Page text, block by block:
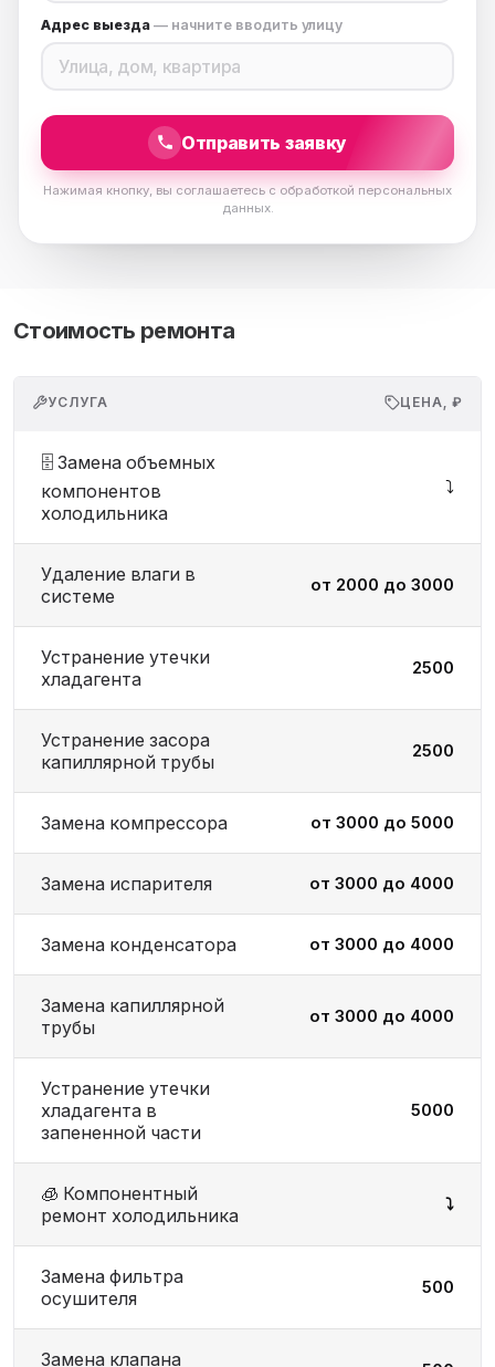
Адрес выезда — начните вводить улицу
Отправить заявку
Нажимая кнопку, вы соглашаетесь с обработкой персональных
данных.
Стоимость ремонта
УСЛУГА ЦЕНА, ₽
🗄️ Замена объемных
компонентов
холодильника
⤵️
Удаление влаги в
системе
от 2000 до 3000
Устранение утечки
хладагента
2500
Устранение засора
капиллярной трубы
2500
Замена компрессора от 3000 до 5000
Замена испарителя от 3000 до 4000
Замена конденсатора от 3000 до 4000
Замена капиллярной
трубы
от 3000 до 4000
Устранение утечки
хладагента в
запененной части
5000
🧊 Компонентный
ремонт холодильника
⤵️
Замена фильтра
осушителя
500
Замена клапана